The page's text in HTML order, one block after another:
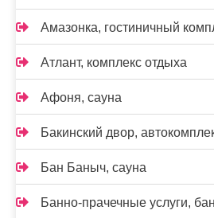
Амазонка, гостиничный
Атлант, комплекс отдыха
Афоня, сауна
Бакинский двор,
Бан Баныч, сауна
Банно-прачечные услуги,